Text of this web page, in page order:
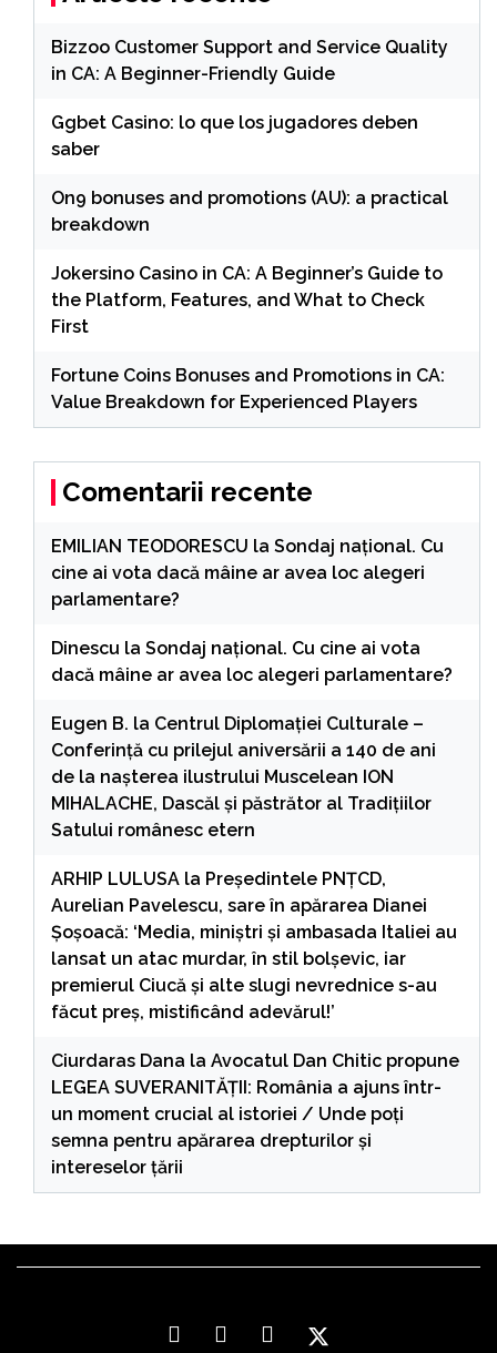
Bizzoo Customer Support and Service Quality
in CA: A Beginner-Friendly Guide
Ggbet Casino: lo que los jugadores deben
saber
On9 bonuses and promotions (AU): a practical
breakdown
Jokersino Casino in CA: A Beginner’s Guide to
the Platform, Features, and What to Check
First
Fortune Coins Bonuses and Promotions in CA:
Value Breakdown for Experienced Players
Comentarii recente
EMILIAN TEODORESCU la Sondaj național. Cu
cine ai vota dacă mâine ar avea loc alegeri
parlamentare?
Dinescu la Sondaj național. Cu cine ai vota
dacă mâine ar avea loc alegeri parlamentare?
Eugen B. la Centrul Diplomației Culturale –
Conferință cu prilejul aniversării a 140 de ani
de la nașterea ilustrului Muscelean ION
MIHALACHE, Dascăl și păstrător al Tradițiilor
Satului românesc etern
ARHIP LULUSA la Președintele PNȚCD,
Aurelian Pavelescu, sare în apărarea Dianei
Șoșoacă: ‘Media, miniștri și ambasada Italiei au
lansat un atac murdar, în stil bolșevic, iar
premierul Ciucă și alte slugi nevrednice s-au
făcut preș, mistificând adevărul!’
Ciurdaras Dana la Avocatul Dan Chitic propune
LEGEA SUVERANITĂȚII: România a ajuns într-
un moment crucial al istoriei / Unde poți
semna pentru apărarea drepturilor și
intereselor țării